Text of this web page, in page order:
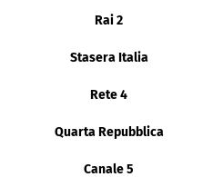
Rai 2
Stasera Italia
Rete 4
Quarta Repubblica
Canale 5